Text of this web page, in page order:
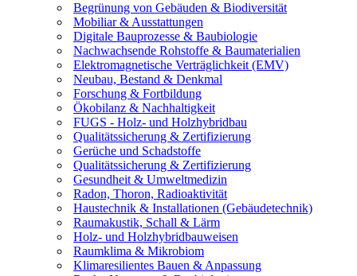
Begrünung von Gebäuden & Biodiversität
Mobiliar & Ausstattungen
Digitale Bauprozesse & Baubiologie
Nachwachsende Rohstoffe & Baumaterialien
Elektromagnetische Verträglichkeit (EMV)
Neubau, Bestand & Denkmal
Forschung & Fortbildung
Ökobilanz & Nachhaltigkeit
FUGS - Holz- und Holzhybridbau
Qualitätssicherung & Zertifizierung
Gerüche und Schadstoffe
Qualitätssicherung & Zertifizierung
Gesundheit & Umweltmedizin
Radon, Thoron, Radioaktivität
Haustechnik & Installationen (Gebäudetechnik)
Raumakustik, Schall & Lärm
Holz- und Holzhybridbauweisen
Raumklima & Mikrobiom
Klimaresilientes Bauen & Anpassung